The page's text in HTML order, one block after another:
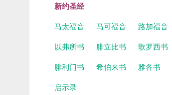
新约圣经
马太福音 马可福音 路加福音
以弗所书
腓立比书 歌罗西书
腓利门书
希伯来书 雅各书
启示录